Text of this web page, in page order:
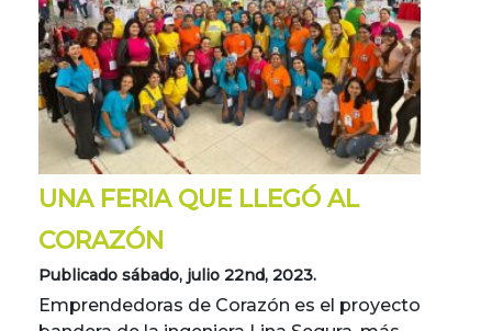
UNA FERIA QUE LLEGÓ AL
CORAZÓN
Publicado sábado, julio 22nd, 2023.
Emprendedoras de Corazón es el proyecto